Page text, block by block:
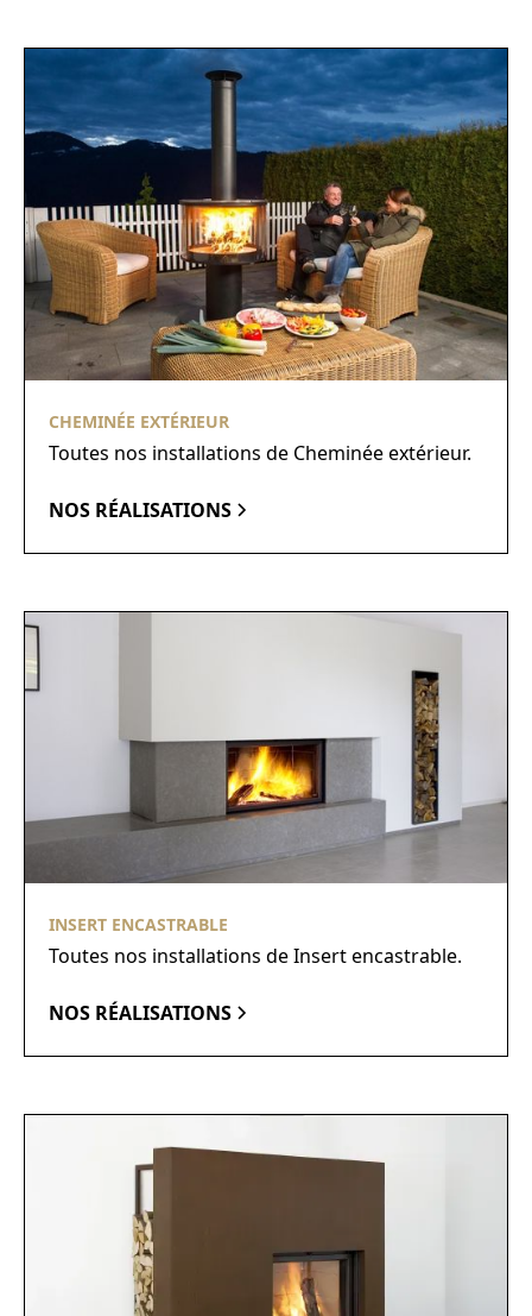
CHEMINÉE EXTÉRIEUR
Toutes nos installations de Cheminée extérieur.
NOS RÉALISATIONS
INSERT ENCASTRABLE
Toutes nos installations de Insert encastrable.
NOS RÉALISATIONS